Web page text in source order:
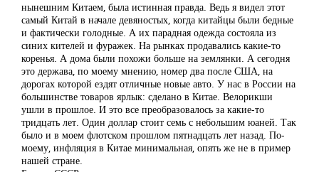
нынешним Китаем, была истинная правда. Ведь я видел этот
самый Китай в начале девяностых, когда китайцы были бедные
и фактически голодные. А их парадная одежда состояла из
синих кителей и фуражек. На рынках продавались какие-то
коренья. А дома были похожи больше на землянки. А сегодня
это держава, по моему мнению, номер два после США, на
дорогах которой ездят отличные новые авто. У нас в России на
большинстве товаров ярлык: сделано в Китае. Велорикши
ушли в прошлое. И это все преобразовалось за какие-то
тридцать лет. Один доллар стоит семь с небольшим юаней. Так
было и в моем флотском прошлом пятнадцать лет назад. По-
моему, инфляция в Китае минимальная, опять же не в пример
нашей стране.